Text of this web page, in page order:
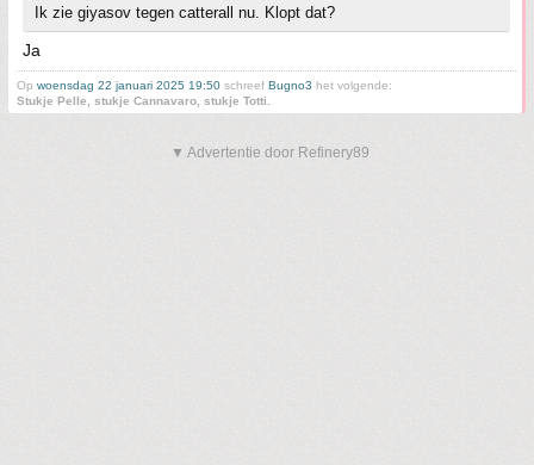
Ik zie giyasov tegen catterall nu. Klopt dat?
Ja
Op woensdag 22 januari 2025 19:50 schreef Bugno3 het volgende:
Stukje Pelle, stukje Cannavaro, stukje Totti.
▼ Advertentie door Refinery89